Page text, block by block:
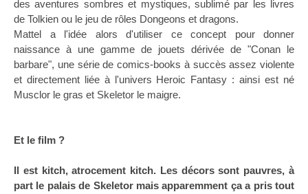
des aventures sombres et mystiques, sublimé par les livres
de Tolkien ou le jeu de rôles Dongeons et dragons.
Mattel a l'idée alors d'utiliser ce concept pour donner
naissance à une gamme de jouets dérivée de "Conan le
barbare", une série de comics-books à succès assez violente
et directement liée à l'univers Heroic Fantasy : ainsi est né
Musclor le gras et Skeletor le maigre.
Et le film ?
Il est kitch, atrocement kitch. Les décors sont pauvres, à
part le palais de Skeletor mais apparemment ça a pris tout